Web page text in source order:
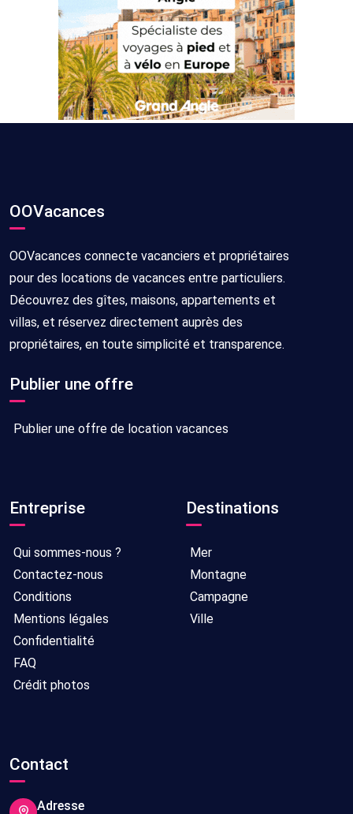
OOVacances
OOVacances connecte vacanciers et propriétaires
pour des locations de vacances entre particuliers.
Découvrez des gîtes, maisons, appartements et
villas, et réservez directement auprès des
propriétaires, en toute simplicité et transparence.
Publier une offre
Publier une offre de location vacances
Entreprise
Qui sommes-nous ?
Contactez-nous
Conditions
Mentions légales
Confidentialité
FAQ
Crédit photos
Destinations
Mer
Montagne
Campagne
Ville
Contact
Adresse